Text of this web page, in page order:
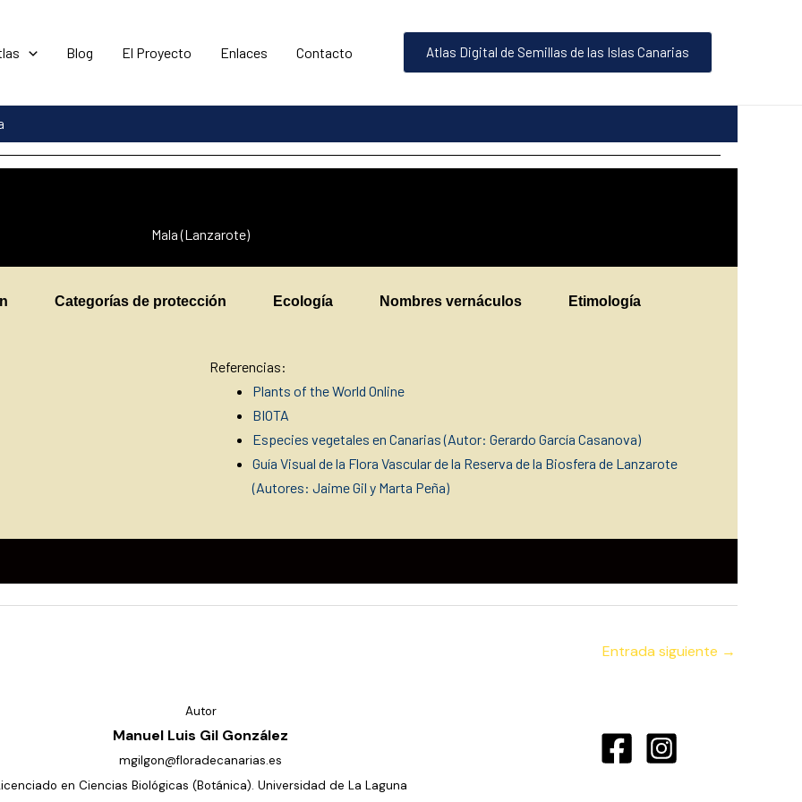
Blog El Proyecto Enlaces Contacto Atlas Digital de Semillas de las Islas Canarias
Mala (Lanzarote)
Categorías de protección Ecología Nombres vernáculos Etimología
Referencias:
Plants of the World Online
BIOTA
Especies vegetales en Canarias (Autor: Gerardo García Casanova)
Guía Visual de la Flora Vascular de la Reserva de la Biosfera de Lanzarote
(Autores: Jaime Gil y Marta Peña)
Entrada siguiente →
Autor
Manuel Luis Gil González
mgilgon@floradecanarias.es
en Ciencias Biológicas (Botánica). Universidad de La Laguna